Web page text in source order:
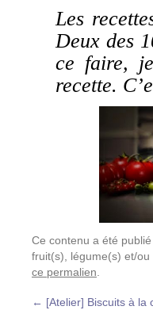
Les
Deux des
ce faire,
recette.
Ce contenu a été
fruit(s), légume(s) et/
ce permalien
← [Atelier] Biscuits à la